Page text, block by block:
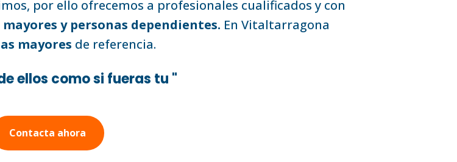
por ello ofrecemos a profesionales cualificados y con
y personas dependientes. En Vitaltarragona
mayores de referencia.
ellos como si fueras tu "
Contacta ahora